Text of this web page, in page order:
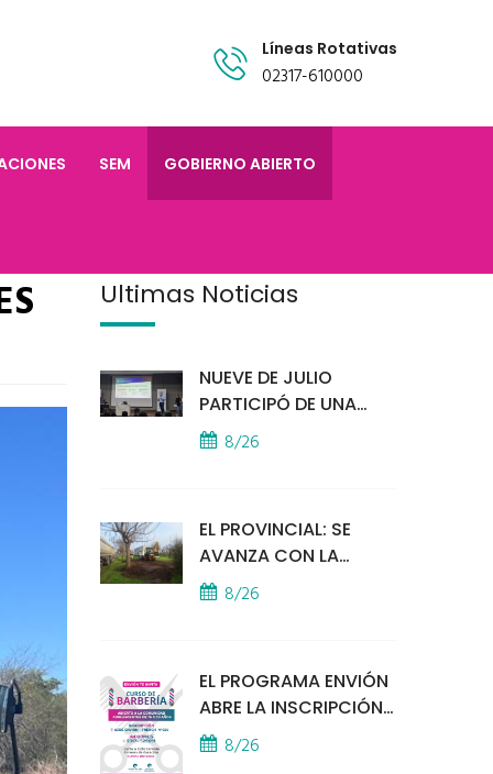
Líneas Rotativas
02317-610000
SEM GOBIERNO ABIERTO
Últimas Noticias
NUEVE DE JULIO
PARTICIPÓ DE UNA
IMPORTANTE
CAPACITACIÓN
8/26
EL PROVINCIAL: SE
AVANZA CON LA
INSTALACIÓN DEL
MÓDULO POLICIAL
8/26
EL PROGRAMA ENVIÓN
ABRE LA INSCRIPCIÓN
A UN CURSO DE
BARBERÍA
8/26